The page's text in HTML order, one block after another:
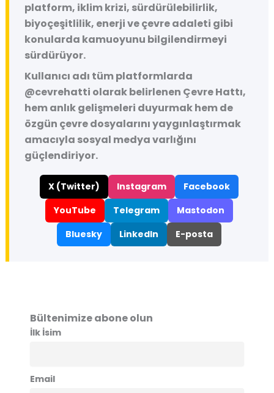
platform, iklim krizi, sürdürülebilirlik,
biyoçeşitlilik, enerji ve çevre adaleti gibi
konularda kamuoyunu bilgilendirmeyi
sürdürüyor.
Kullanıcı adı tüm platformlarda
@cevrehatti olarak belirlenen Çevre Hattı,
hem anlık gelişmeleri duyurmak hem de
özgün çevre dosyalarını yaygınlaştırmak
amacıyla sosyal medya varlığını
güçlendiriyor.
X (Twitter) Instagram
Facebook
YouTube
Telegram
Mastodon
Bluesky
LinkedIn E-posta
Bültenimize abone olun
İlk İsim
Email